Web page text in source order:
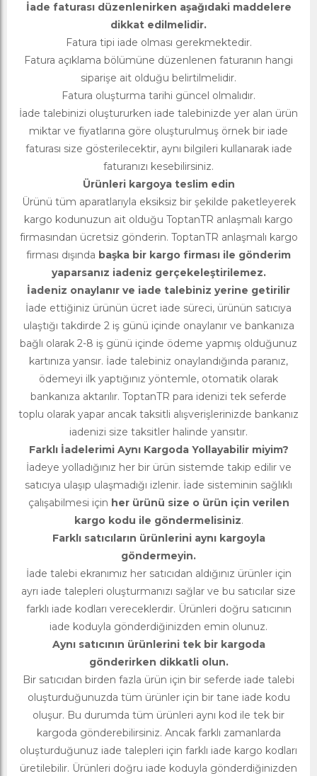
İade faturası düzenlenirken aşağıdaki maddelere
dikkat edilmelidir.
Fatura tipi iade olması gerekmektedir.
Fatura açıklama bölümüne düzenlenen faturanın hangi
siparişe ait olduğu belirtilmelidir.
Fatura oluşturma tarihi güncel olmalıdır.
İade talebinizi oluştururken iade talebinizde yer alan ürün
miktar ve fiyatlarına göre oluşturulmuş örnek bir iade
faturası size gösterilecektir, aynı bilgileri kullanarak iade
faturanızı kesebilirsiniz.
Ürünleri kargoya teslim edin
Ürünü tüm aparatlarıyla eksiksiz bir şekilde paketleyerek
kargo kodunuzun ait olduğu ToptanTR anlaşmalı kargo
firmasından ücretsiz gönderin. ToptanTR anlaşmalı kargo
firması dışında başka bir kargo firması ile gönderim
yaparsanız iadeniz gerçekeleştirilemez.
İadeniz onaylanır ve iade talebiniz yerine getirilir
İade ettiğiniz ürünün ücret iade süreci, ürünün satıcıya
ulaştığı takdirde 2 iş günü içinde onaylanır ve bankanıza
bağlı olarak 2-8 iş günü içinde ödeme yapmış olduğunuz
kartınıza yansır. İade talebiniz onaylandığında paranız,
ödemeyi ilk yaptığınız yöntemle, otomatik olarak
bankanıza aktarılır. ToptanTR para idenizi tek seferde
toplu olarak yapar ancak taksitli alışverişlerinizde bankanız
iadenizi size taksitler halinde yansıtır.
Farklı İadelerimi Aynı Kargoda Yollayabilir miyim?
İadeye yolladığınız her bir ürün sistemde takip edilir ve
satıcıya ulaşıp ulaşmadığı izlenir. İade sisteminin sağlıklı
çalışabilmesi için her ürünü size o ürün için verilen
kargo kodu ile göndermelisiniz.
Farklı satıcıların ürünlerini aynı kargoyla
göndermeyin.
İade talebi ekranımız her satıcıdan aldığınız ürünler için
ayrı iade talepleri oluşturmanızı sağlar ve bu satıcılar size
farklı iade kodları vereceklerdir. Ürünleri doğru satıcının
iade koduyla gönderdiğinizden emin olunuz.
Aynı satıcının ürünlerini tek bir kargoda
gönderirken dikkatli olun.
Bir satıcıdan birden fazla ürün için bir seferde iade talebi
oluşturduğunuzda tüm ürünler için bir tane iade kodu
oluşur. Bu durumda tüm ürünleri aynı kod ile tek bir
kargoda gönderebilirsiniz. Ancak farklı zamanlarda
oluşturduğunuz iade talepleri için farklı iade kargo kodları
üretilebilir. Ürünleri doğru iade koduyla gönderdiğinizden